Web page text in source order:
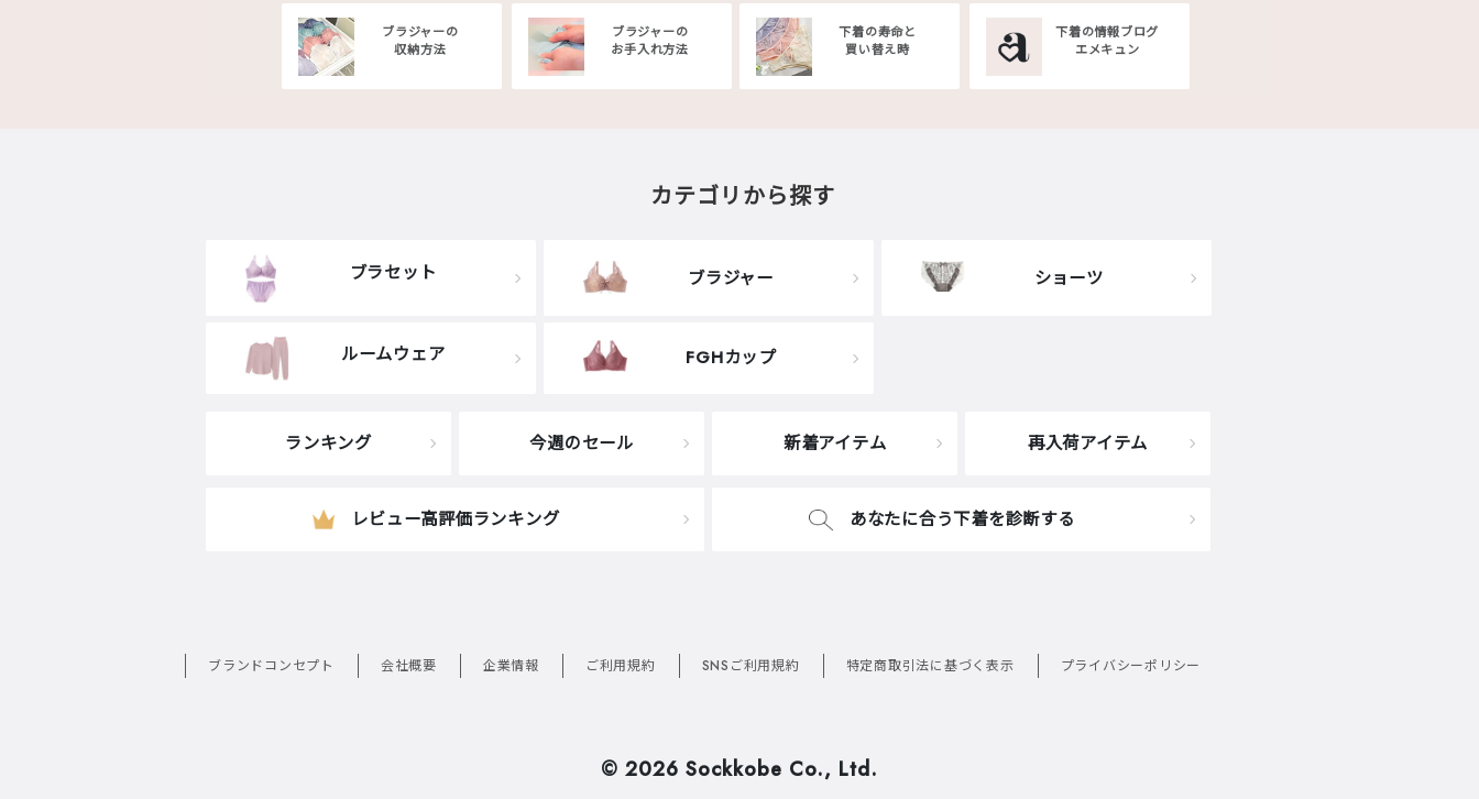
ブラジャーの
収納方法
ブラジャーの
お手入れ方法
下着の寿命と
買い替え時
下着の情報ブログ
エメキュン
カテゴリから探す
ブラセット ブラジャー ショーツ
ルームウェア FGHカップ
ランキング 今週のセール 新着アイテム 再入荷アイテム
レビュー高評価ランキング あなたに合う下着を診断する
ブランドコンセプト 会社概要 企業情報 ご利用規約 SNSご利用規約 特定商取引法に基づく表示 プライバシーポリシー
© 2026 Sockkobe Co., Ltd.